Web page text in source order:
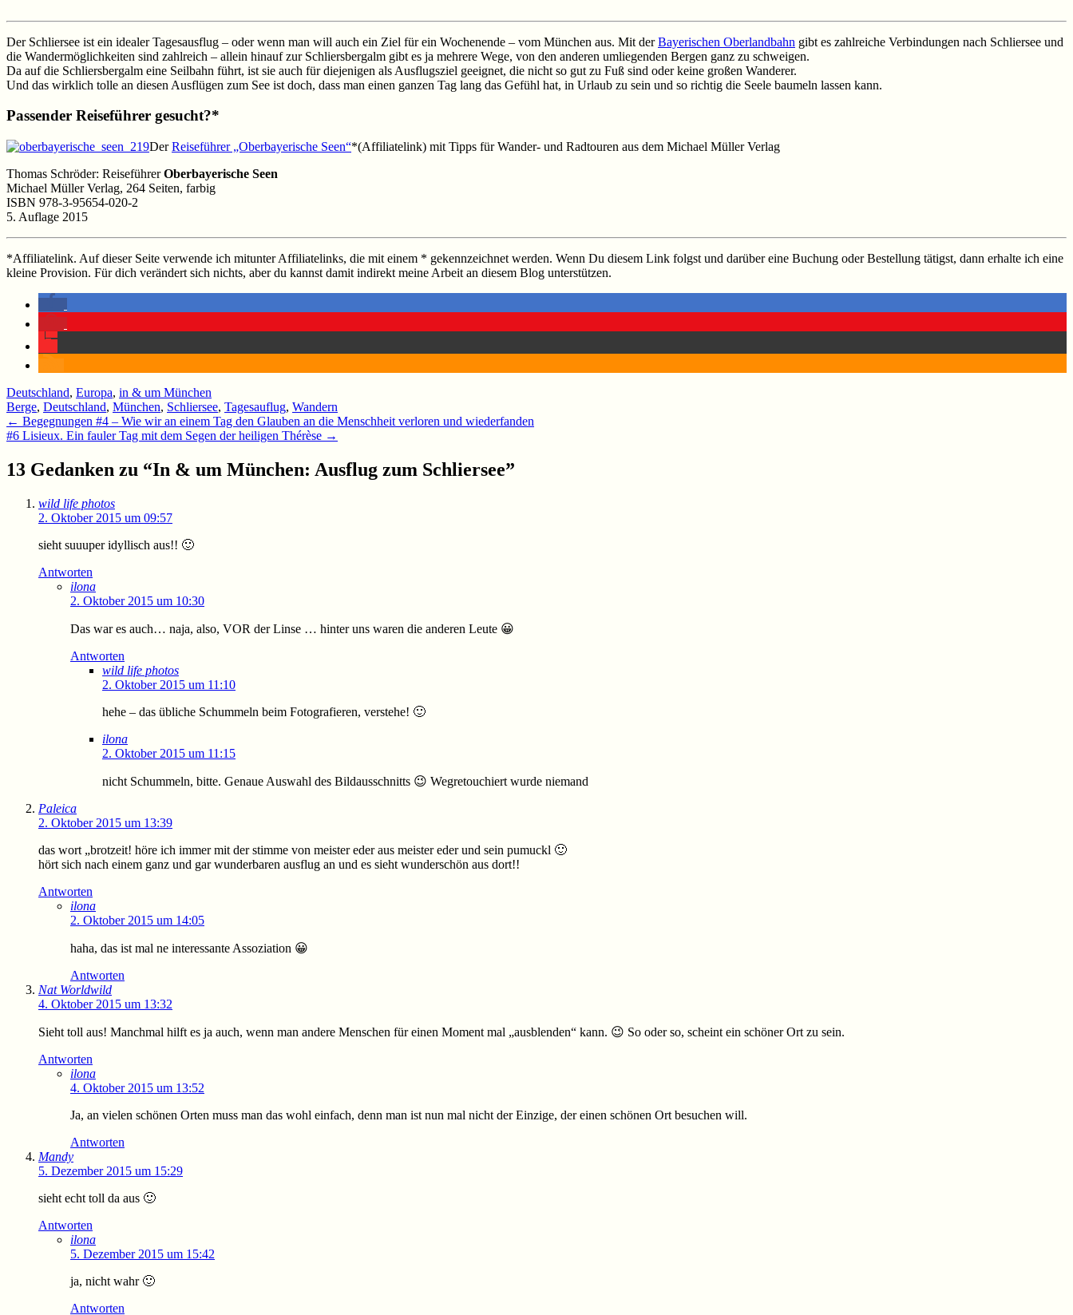
Der Schliersee ist ein idealer Tagesausflug – oder wenn man will auch ein Ziel für ein Wochenende – vom München aus. Mit derBayerischen Oberlandbahn gibt es zahlreiche Verbindungen nach Schliersee und
die Wandermöglichkeiten sind zahlreich – allein hinauf zur Schliersbergalm gibt es ja mehrere Wege, von den anderen umliegenden Bergen ganz zu schweigen.
Da auf die Schliersbergalm eine Seilbahn führt, ist sie auch für diejenigen als Ausflugsziel geeignet, die nicht so gut zu Fuß sind oder keine großen Wanderer.
Und das wirklich tolle an diesen Ausflügen zum See ist doch, dass man einen ganzen Tag lang das Gefühl hat, in Urlaub zu sein und so richtig die Seele baumeln lassen kann.
Passender Reiseführer gesucht?*
DerReiseführer „Oberbayerische Seen“*(Affiliatelink) mit Tipps für Wander- und Radtouren aus dem Michael Müller Verlag
Thomas Schröder: ReiseführerOberbayerische Seen
Michael Müller Verlag, 264 Seiten, farbig
ISBN 978-3-95654-020-2
5. Auflage 2015
*Affiliatelink. Auf dieser Seite verwende ich mitunter Affiliatelinks, die mit einem * gekennzeichnet werden. Wenn Du diesem Link folgst und darüber eine Buchung oder Bestellung tätigst, dann erhalte ich eine
kleine Provision. Für dich verändert sich nichts, aber du kannst damit indirekt meine Arbeit an diesem Blog unterstützen.
Deutschland, Europa, in & um München
Berge, Deutschland, München, Schliersee, Tagesauflug, Wandern
Beitragsnavigation
← Begegnungen #4 – Wie wir an einem Tag den Glauben an die Menschheit verloren und wiederfanden
#6 Lisieux. Ein fauler Tag mit dem Segen der heiligen Thérèse →
13 Gedanken zu “In & um München: Ausflug zum Schliersee”
wild life photos
2. Oktober 2015 um 09:57
sieht suuuper idyllisch aus!! 🙂
Antworten
ilona
2. Oktober 2015 um 10:30
Das war es auch… naja, also, VOR der Linse … hinter uns waren die anderen Leute 😀
Antworten
wild life photos
2. Oktober 2015 um 11:10
hehe – das übliche Schummeln beim Fotografieren, verstehe! 🙂
ilona
2. Oktober 2015 um 11:15
nicht Schummeln, bitte. Genaue Auswahl des Bildausschnitts 😉 Wegretouchiert wurde niemand
Paleica
2. Oktober 2015 um 13:39
das wort „brotzeit! höre ich immer mit der stimme von meister eder aus meister eder und sein pumuckl 🙂
hört sich nach einem ganz und gar wunderbaren ausflug an und es sieht wunderschön aus dort!!
Antworten
ilona
2. Oktober 2015 um 14:05
haha, das ist mal ne interessante Assoziation 😀
Antworten
Nat Worldwild
4. Oktober 2015 um 13:32
Sieht toll aus! Manchmal hilft es ja auch, wenn man andere Menschen für einen Moment mal „ausblenden“ kann. 😉 So oder so, scheint ein schöner Ort zu sein.
Antworten
ilona
4. Oktober 2015 um 13:52
Ja, an vielen schönen Orten muss man das wohl einfach, denn man ist nun mal nicht der Einzige, der einen schönen Ort besuchen will.
Antworten
Mandy
5. Dezember 2015 um 15:29
sieht echt toll da aus 🙂
Antworten
ilona
5. Dezember 2015 um 15:42
ja, nicht wahr 🙂
Antworten